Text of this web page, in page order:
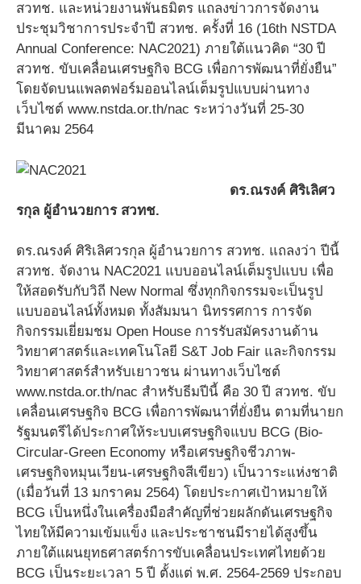
สวทช. และหน่วยงานพันธมิตร แถลงข่าวการจัดงาน
ประชุมวิชาการประจำปี สวทช. ครั้งที่ 16 (16th NSTDA
Annual Conference: NAC2021) ภายใต้แนวคิด “30 ปี
สวทช. ขับเคลื่อนเศรษฐกิจ BCG เพื่อการพัฒนาที่ยั่งยืน”
โดยจัดบนแพลตฟอร์มออนไลน์เต็มรูปแบบผ่านทาง
เว็บไซต์ www.nstda.or.th/nac ระหว่างวันที่ 25-30
มีนาคม 2564
ดร.ณรงค์ ศิริเลิศว
รกุล ผู้อำนวยการ สวทช.
ดร.ณรงค์ ศิริเลิศวรกุล ผู้อำนวยการ สวทช. แถลงว่า ปีนี้
สวทช. จัดงาน NAC2021 แบบออนไลน์เต็มรูปแบบ เพื่อ
ให้สอดรับกับวิถี New Normal ซึ่งทุกกิจกรรมจะเป็นรูป
แบบออนไลน์ทั้งหมด ทั้งสัมมนา นิทรรศการ การจัด
กิจกรรมเยี่ยมชม Open House การรับสมัครงานด้าน
วิทยาศาสตร์และเทคโนโลยี S&T Job Fair และกิจกรรม
วิทยาศาสตร์สำหรับเยาวชน ผ่านทางเว็บไซต์
www.nstda.or.th/nac สำหรับธีมปีนี้ คือ 30 ปี สวทช. ขับ
เคลื่อนเศรษฐกิจ BCG เพื่อการพัฒนาที่ยั่งยืน ตามที่นายก
รัฐมนตรีได้ประกาศให้ระบบเศรษฐกิจแบบ BCG (Bio-
Circular-Green Economy หรือเศรษฐกิจชีวภาพ-
เศรษฐกิจหมุนเวียน-เศรษฐกิจสีเขียว) เป็นวาระแห่งชาติ
(เมื่อวันที่ 13 มกราคม 2564) โดยประกาศเป้าหมายให้
BCG เป็นหนึ่งในเครื่องมือสำคัญที่ช่วยผลักดันเศรษฐกิจ
ไทยให้มีความเข้มแข็ง และประชาชนมีรายได้สูงขึ้น
ภายใต้แผนยุทธศาสตร์การขับเคลื่อนประเทศไทยด้วย
BCG เป็นระยะเวลา 5 ปี ตั้งแต่ พ.ศ. 2564-2569 ประกอบ